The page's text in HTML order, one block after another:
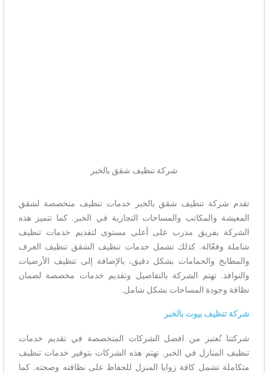
شركة تنظيف شقق بالخبر
تقدم شركة تنظيف شقق بالخبر خدمات تنظيف متخصصة لشقق
المعيشة والمكاتب والمساحات التجارية في الخبر. كما تتميز هذه
الشركة بفريق مدرب على أعلى مستوى لتقديم خدمات تنظيف
شاملة وفعّالة. كذلك تشمل خدمات تنظيف الشقق تنظيف الغرف
والمطابخ والحمامات بشكل دقيق، بالإضافة إلى تنظيف الأرضيات
والنوافذ. تهتم الشركة بالتفاصيل وتقديم خدمات مخصصة لضمان
نظافة وجودة المساحات بشكل شامل.
شركة تنظيف بيوت بالخبر
شركتنا تُعتبر من افضل الشركات المتخصصة في تقديم خدمات
تنظيف المنازل في الخبر. تهتم هذه الشركات بتوفير خدمات تنظيف
متكاملة تشمل كافة زوايا المنزل للحفاظ على نظافته وصحته. كما